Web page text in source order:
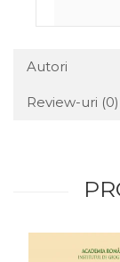
Autori
Review-uri (0)